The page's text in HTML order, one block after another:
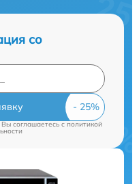
со
Вы соглашаетесь cполитикой